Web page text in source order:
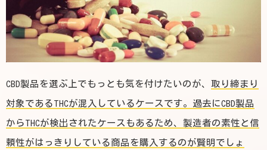
CBD製品を選ぶ上でもっとも気を付けたいのが、 取り締まり
対象であるTHCが混入しているケースです。過去にCBD製品
からTHCが検出されたケースもあるため、製造者の素性と信
頼性がはっきりしている商品を購入するのが賢明 でしょ